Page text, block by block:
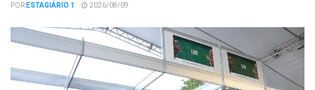
PORESTAGIÁRIO 1 2026/08/09